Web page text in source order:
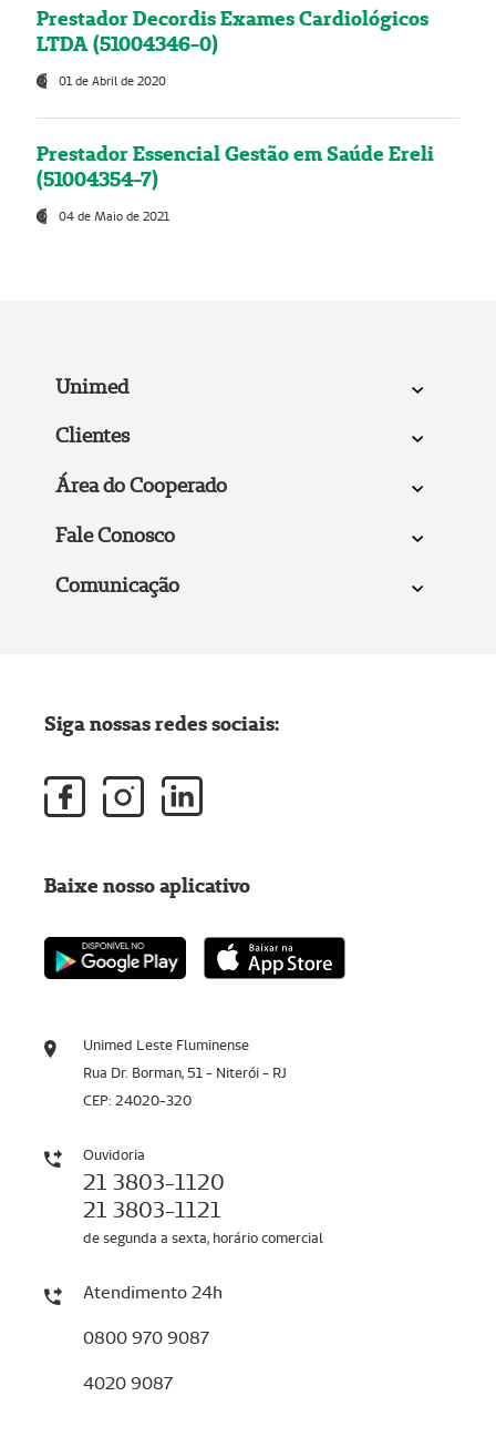
Prestador Decordis Exames Cardiológicos
LTDA (51004346-0)
01 de Abril de 2020
Prestador Essencial Gestão em Saúde Ereli
(51004354-7)
04 de Maio de 2021
Unimed
Clientes
Área do Cooperado
Fale Conosco
Comunicação
Unimed Leste Fluminense
Rua Dr. Borman, 51 - Niterói - RJ
CEP: 24020-320
Ouvidoria
21 3803-1120
21 3803-1121
de segunda a sexta, horário comercial
Atendimento 24h
0800 970 9087
4020 9087
Siga nossas redes sociais:
Baixe nosso aplicativo